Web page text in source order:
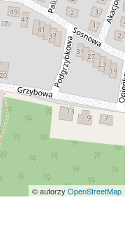
© autorzy OpenStreetMap